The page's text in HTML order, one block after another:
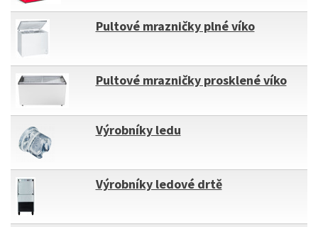
Pultové mrazničky plné víko
Pultové mrazničky prosklené víko
Výrobníky ledu
Výrobníky ledové drtě